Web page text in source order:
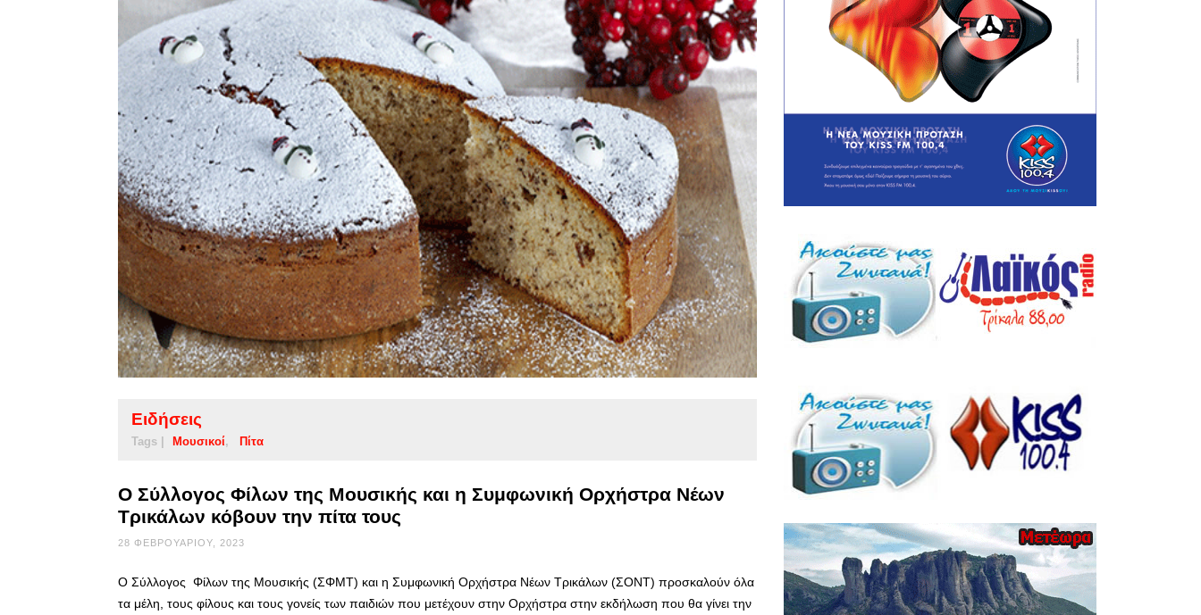
Ειδήσεις
Tags | Μουσικοί Πίτα
Ο Σύλλογος Φίλων της Μουσικής και η Συμφωνική Ορχήστρα Νέων
Τρικάλων κόβουν την πίτα τους
28 ΦΕΒΡΟΥΑΡΊΟΥ, 2023
Ο Σύλλογος Φίλων της Μουσικής (ΣΦΜΤ) και η Συμφωνική Ορχήστρα Νέων Τρικάλων (ΣΟΝΤ) προσκαλούν όλα
τα μέλη, τους φίλους και τους γονείς των παιδιών που μετέχουν στην Ορχήστρα στην εκδήλωση που θα γίνει την